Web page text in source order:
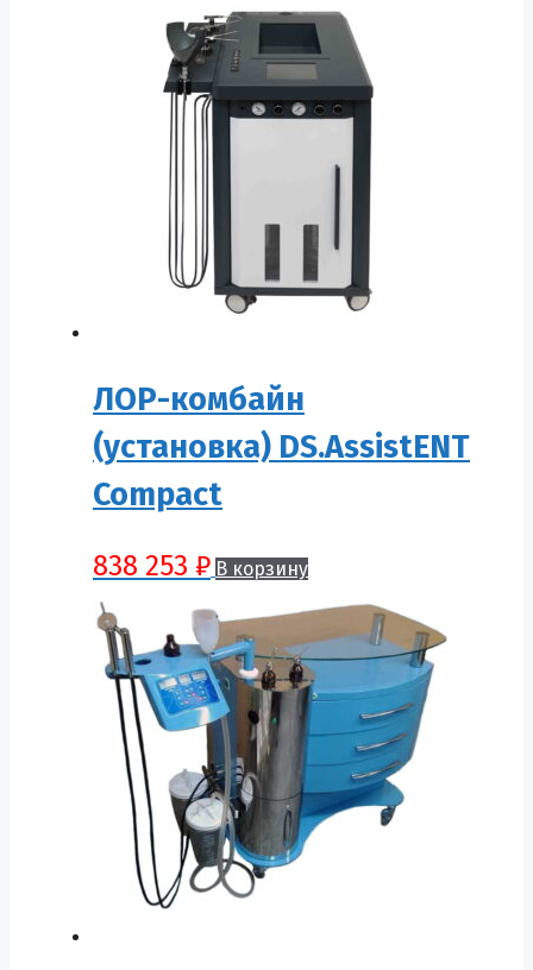
ЛОР-комбайн
(установка) DS.AssistENT
Compact
838 253 ₽ В корзину